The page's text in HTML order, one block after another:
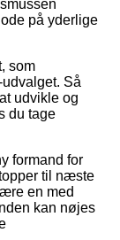
på yderlige
som
Så
udvikle og
du tage
formand for
til næste
en med
kan nøjes